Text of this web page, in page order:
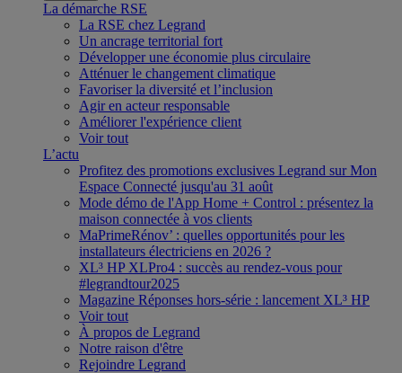
La démarche RSE
La RSE chez Legrand
Un ancrage territorial fort
Développer une économie plus circulaire
Atténuer le changement climatique
Favoriser la diversité et l’inclusion
Agir en acteur responsable
Améliorer l'expérience client
Voir tout
L’actu
Profitez des promotions exclusives Legrand sur Mon
Espace Connecté jusqu'au 31 août
Mode démo de l'App Home + Control : présentez la
maison connectée à vos clients
MaPrimeRénov’ : quelles opportunités pour les
installateurs électriciens en 2026 ?
XL³ HP XLPro4 : succès au rendez-vous pour
#legrandtour2025
Magazine Réponses hors-série : lancement XL³ HP
Voir tout
À propos de Legrand
Notre raison d'être
Rejoindre Legrand